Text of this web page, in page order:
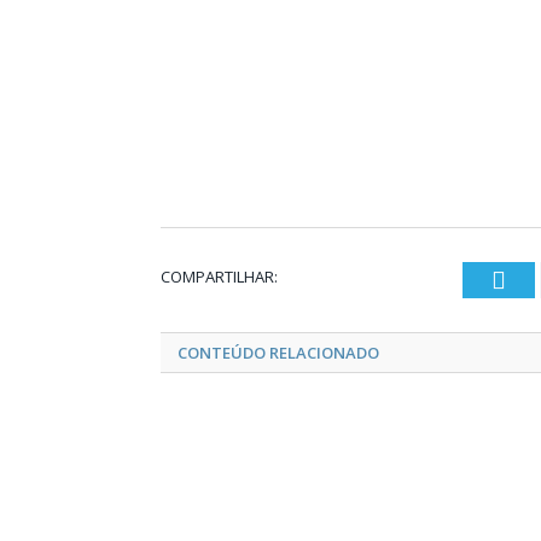
COMPARTILHAR:
CONTEÚDO RELACIONADO